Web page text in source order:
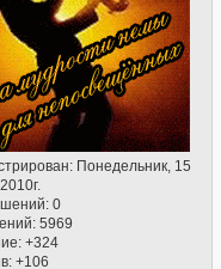
: Понедельник, 15
0
5969
+324
+106